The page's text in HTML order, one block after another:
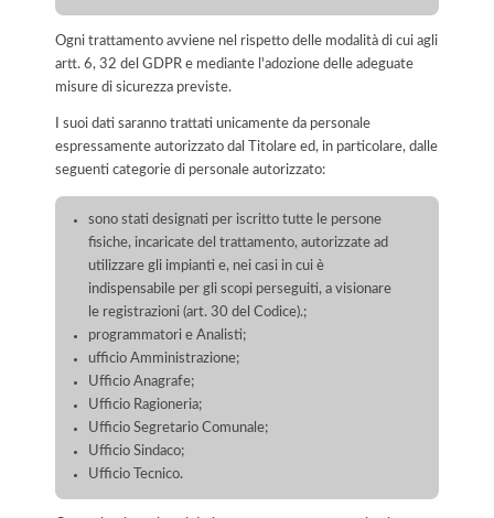
Ogni trattamento avviene nel rispetto delle modalità di cui agli
artt. 6, 32 del GDPR e mediante l'adozione delle adeguate
misure di sicurezza previste.
I suoi dati saranno trattati unicamente da personale
espressamente autorizzato dal Titolare ed, in particolare, dalle
seguenti categorie di personale autorizzato:
sono stati designati per iscritto tutte le persone
fisiche, incaricate del trattamento, autorizzate ad
utilizzare gli impianti e, nei casi in cui è
indispensabile per gli scopi perseguiti, a visionare
le registrazioni (art. 30 del Codice).;
programmatori e Analisti;
ufficio Amministrazione;
Ufficio Anagrafe;
Ufficio Ragioneria;
Ufficio Segretario Comunale;
Ufficio Sindaco;
Ufficio Tecnico.